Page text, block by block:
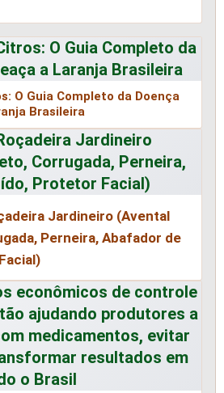
O Guia Completo da Doença
Brasileira
Jardineiro (Avental
Perneira, Abafador de